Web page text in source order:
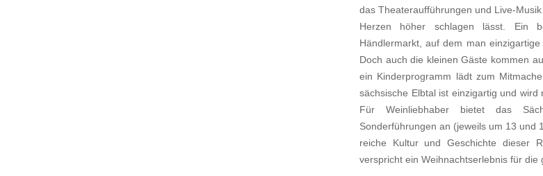
das Theateraufführungen und Live-
Herzen höher schlagen lässt. Ein
Händlermarkt, auf dem man
Doch auch die kleinen Gäste kommen
ein Kinderprogramm lädt zum
sächsische Elbtal ist einzigartig und
Für Weinliebhaber bietet das
Sonderführungen an (jeweils um 13 und
reiche Kultur und Geschichte dieser
verspricht ein Weihnachtserlebnis für